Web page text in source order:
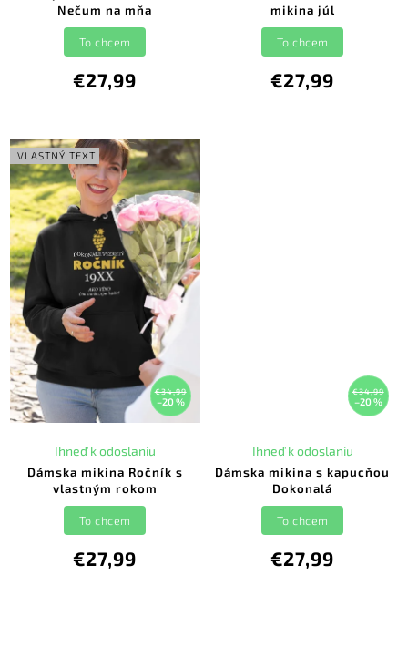
Nečum na mňa
€27,99
To chcem
mikina júl
€27,99
To chcem
VLASTNÝ TEXT
€34,99
–20 %
Dámska mikina Ročník s
vlastným rokom
Ihneď k odoslaniu
€27,99
To chcem
€34,99
–20 %
Dámska mikina s kapucňou
Dokonalá
Ihneď k odoslaniu
€27,99
To chcem